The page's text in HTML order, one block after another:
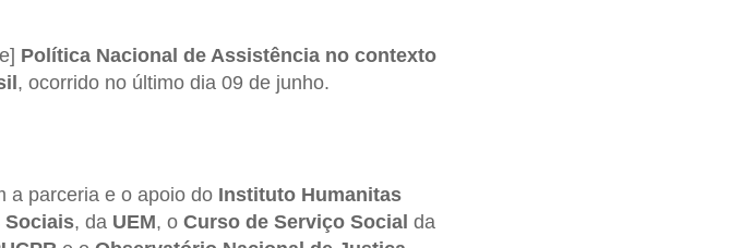
Política Nacional de Assistência no contexto
, ocorrido no último dia 09 de junho.
a parceria e o apoio do Instituto Humanitas
Sociais, da UEM, o Curso de Serviço Social da